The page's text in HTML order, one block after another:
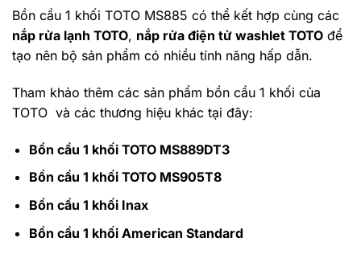
Bồn cầu 1 khối TOTO MS885 có thể kết hợp cùng các
nắp rửa lạnh TOTO, nắp rửa điện tử washlet TOTO để
tạo nên bộ sản phẩm có nhiều tính năng hấp dẫn.
Tham khảo thêm các sản phẩm bồn cầu 1 khối của
TOTO và các thương hiệu khác tại đây:
Bồn cầu 1 khối TOTO MS889DT3
Bồn cầu 1 khối TOTO MS905T8
Bồn cầu 1 khối Inax
Bồn cầu 1 khối American Standard